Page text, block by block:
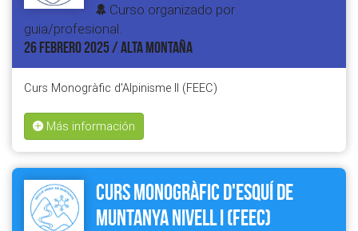
Curso organizado por
guia/profesional.
26 FEBRERO 2025 / ALTA MONTAÑA
Curs Monogràfic d'Alpinisme II (FEEC)
Más información
Curs Monogràfic d'Esquí de
Muntanya Nivell I (FEEC)